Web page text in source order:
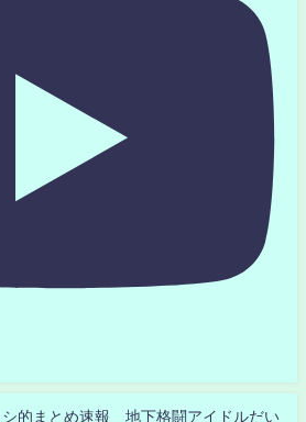
的まとめ速報 地下格闘アイドルだい